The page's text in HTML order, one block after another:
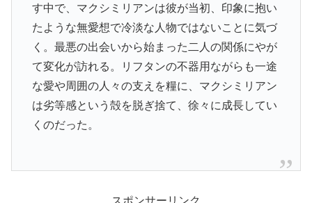
す中で、マクシミリアンは彼が当初、印象に抱い
たような無愛想で冷淡な人物ではないことに気づ
く。最悪の出会いから始まった二人の関係にやが
て変化が訪れる。リフタンの不器用ながらも一途
な愛や周囲の人々の支えを糧に、マクシミリアン
は劣等感という殻を脱ぎ捨て、徐々に成長してい
くのだった。
スポンサーリンク